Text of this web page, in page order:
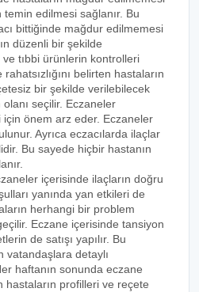
temin edilmesi sağlanır. Bu
bittiğinde mağdur edilmemesi
düzenli bir şekilde
ve tıbbi ürünlerin kontrolleri
belirten hastaların
bir şekilde verilebilecek
seçilir. Eczaneler
için önem arz eder. Eczaneler
Ayrıca eczacılarda ilaçlar
Bu sayede hiçbir hastanın
içerisinde ilaçların doğru
yanında yan etkileri de
herhangi bir problem
Eczane içerisinde tansiyon
de satışı yapılır. Bu
vatandaşlara detaylı
haftanın sonunda eczane
hastaların profilleri ve reçete